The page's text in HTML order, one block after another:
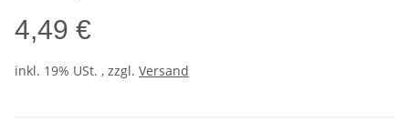
4,49 €
inkl. 19% USt. , zzgl. Versand